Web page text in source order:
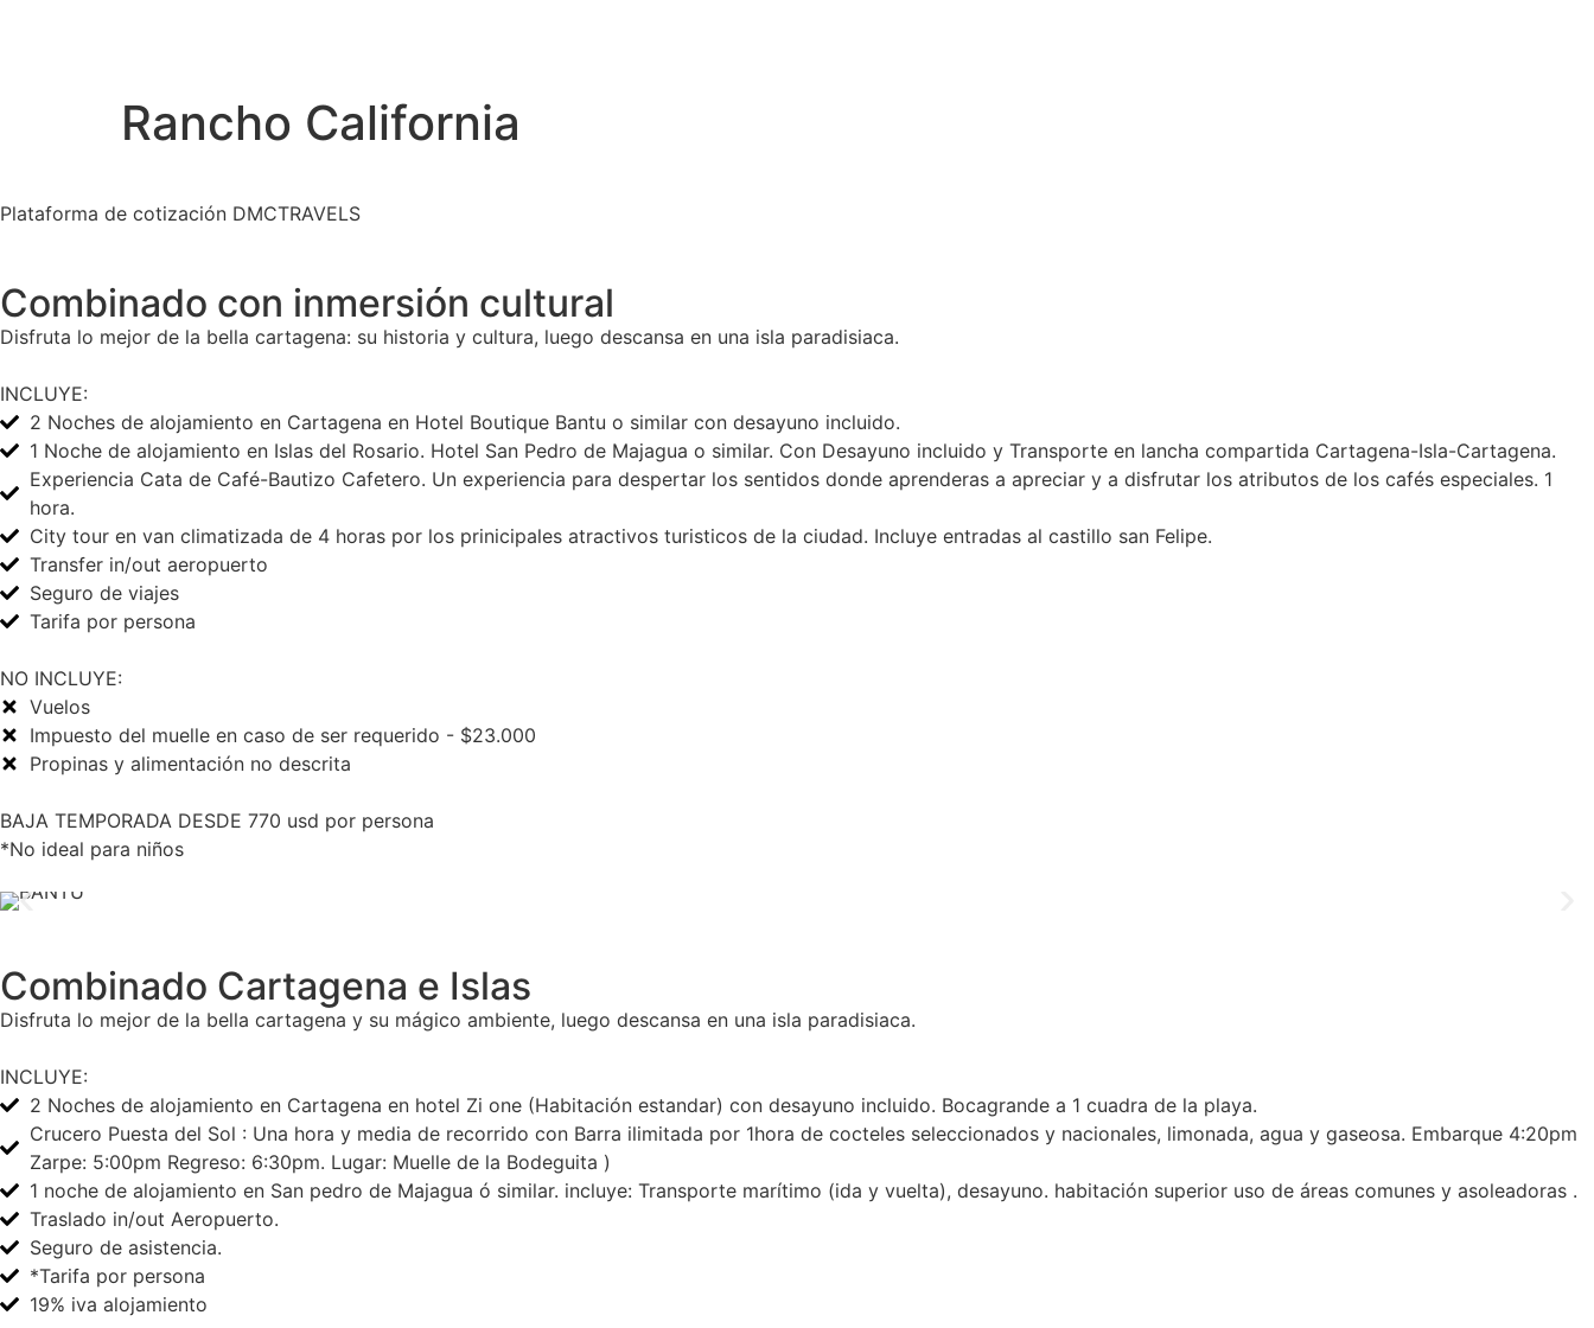
Rancho California
Plataforma de cotización DMCTRAVELS
Combinado con inmersión cultural
Disfruta lo mejor de la bella cartagena: su historia y cultura, luego descansa en una isla paradisiaca.
INCLUYE:
2 Noches de alojamiento en Cartagena en Hotel Boutique Bantu o similar con desayuno incluido.
1 Noche de alojamiento en Islas del Rosario. Hotel San Pedro de Majagua o similar. Con Desayuno incluido y Transporte en lancha compartida Cartagena-Isla-Cartagena.
Experiencia Cata de Café-Bautizo Cafetero. Un experiencia para despertar los sentidos donde aprenderas a apreciar y a disfrutar los atributos de los cafés especiales. 1
hora.
City tour en van climatizada de 4 horas por los prinicipales atractivos turisticos de la ciudad. Incluye entradas al castillo san Felipe.
Transfer in/out aeropuerto
Seguro de viajes
Tarifa por persona
NO INCLUYE:
Vuelos
Impuesto del muelle en caso de ser requerido - $23.000
Propinas y alimentación no descrita
BAJA TEMPORADA DESDE 770 usd por persona
*No ideal para niños
Combinado Cartagena e Islas
Disfruta lo mejor de la bella cartagena y su mágico ambiente, luego descansa en una isla paradisiaca.
INCLUYE:
2 Noches de alojamiento en Cartagena en hotel Zi one (Habitación estandar) con desayuno incluido. Bocagrande a 1 cuadra de la playa.
Crucero Puesta del Sol : Una hora y media de recorrido con Barra ilimitada por 1hora de cocteles seleccionados y nacionales, limonada, agua y gaseosa. Embarque 4:20pm
Zarpe: 5:00pm Regreso: 6:30pm. Lugar: Muelle de la Bodeguita )
1 noche de alojamiento en San pedro de Majagua ó similar. incluye: Transporte marítimo (ida y vuelta), desayuno. habitación superior uso de áreas comunes y asoleadoras .
Traslado in/out Aeropuerto.
Seguro de asistencia.
*Tarifa por persona
19% iva alojamiento